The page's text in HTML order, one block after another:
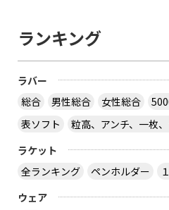
ランキング
ラバー
総合
男性総合 女性総合
表ソフト
粒高、アンチ、一枚
ラケット
全ランキング
ペンホルダー
ウェア